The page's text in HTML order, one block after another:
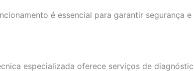
é essencial para garantir segurança e
especializada oferece serviços de